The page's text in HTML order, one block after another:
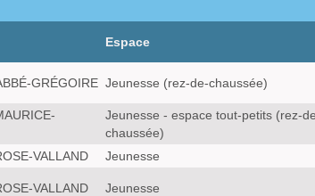
Espace
GRÉGOIRE Jeunesse (rez-de-chaussée)
Jeunesse - espace tout-petits (rez-
chaussée)
VALLAND Jeunesse
VALLAND Jeunesse